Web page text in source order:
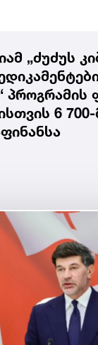
„ძუძუს
პროგრამის
6